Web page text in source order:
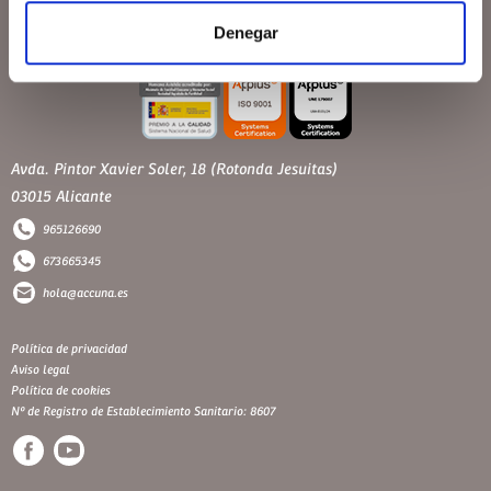
Denegar
Avda. Pintor Xavier Soler, 18 (Rotonda Jesuitas)
03015 Alicante
965126690
673665345
hola@accuna.es
Política de privacidad
Aviso legal
Política de cookies
Nº de Registro de Establecimiento Sanitario: 8607